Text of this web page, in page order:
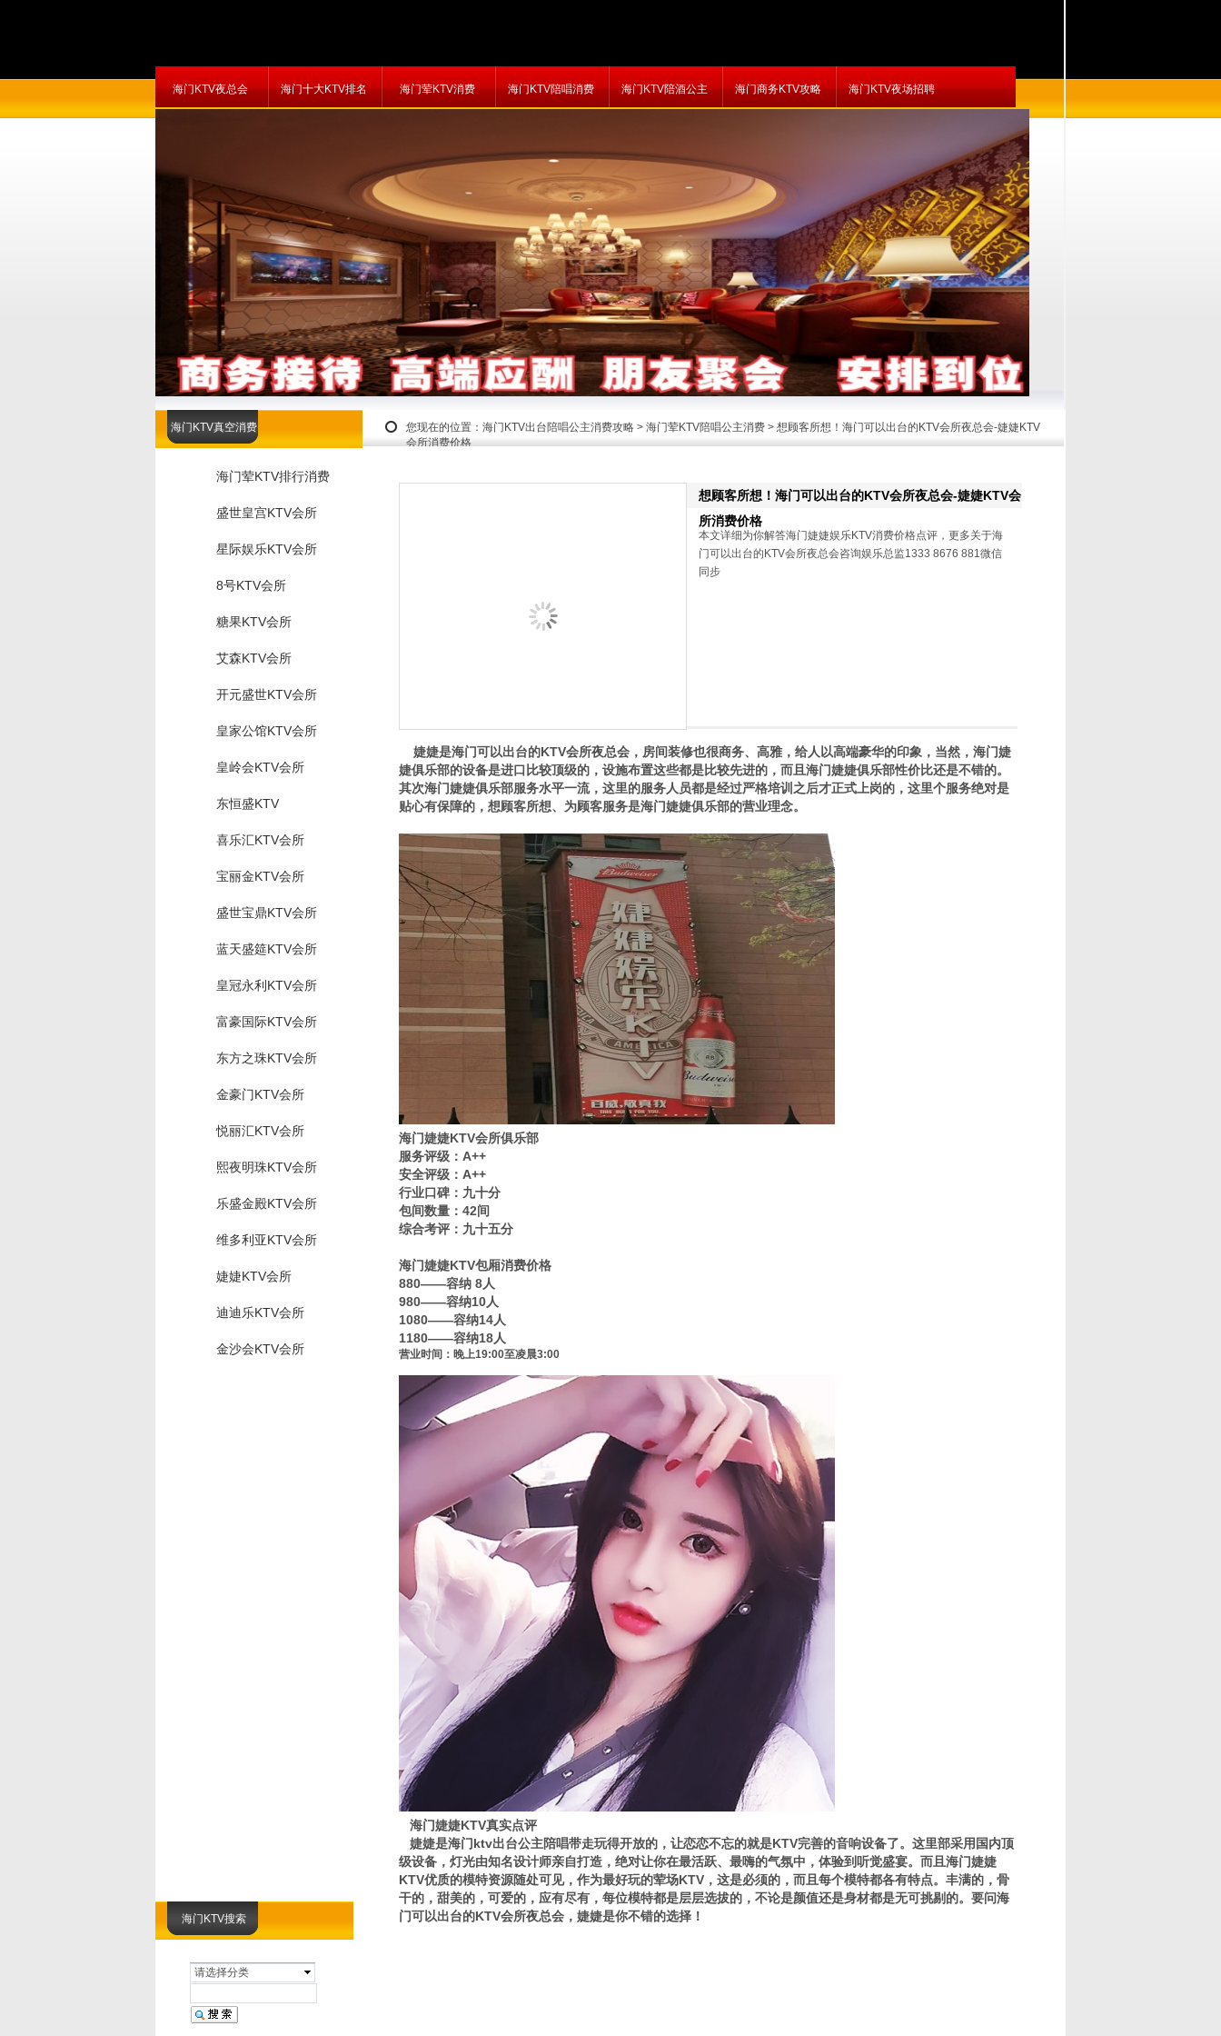
海门KTV夜总会 海门十大KTV排名 海门荤KTV消费 海门KTV陪唱消费 海门KTV陪酒公主 海门商务KTV攻略 海门KTV夜场招聘
海门KTV搜索
请选择分类
您现在的位置： 海门KTV出台陪唱公主消费攻略 > 海门荤KTV陪唱公主消费 > 想顾客所想！海门可以出台的KTV会所夜总会-婕婕KTV
会所消费价格
海门KTV真空消费
海门荤KTV排行消费
盛世皇宫KTV会所
星际娱乐KTV会所
8号KTV会所
糖果KTV会所
艾森KTV会所
开元盛世KTV会所
皇家公馆KTV会所
皇岭会KTV会所
东恒盛KTV
喜乐汇KTV会所
宝丽金KTV会所
盛世宝鼎KTV会所
蓝天盛筵KTV会所
皇冠永利KTV会所
富豪国际KTV会所
东方之珠KTV会所
金豪门KTV会所
悦丽汇KTV会所
熙夜明珠KTV会所
乐盛金殿KTV会所
维多利亚KTV会所
婕婕KTV会所
迪迪乐KTV会所
金沙会KTV会所
想顾客所想！海门可以出台的KTV会所夜总会-婕婕KTV会
所消费价格
本文详细为你解答海门婕婕娱乐KTV消费价格点评，更多关于海
门可以出台的KTV会所夜总会咨询娱乐总监1333 8676 881微信
同步
婕婕是海门可以出台的KTV会所夜总会，房间装修也很商务、高雅，给人以高端豪华的印象，当然，海门婕
婕俱乐部的设备是进口比较顶级的，设施布置这些都是比较先进的，而且海门婕婕俱乐部性价比还是不错的。
其次海门婕婕俱乐部服务水平一流，这里的服务人员都是经过严格培训之后才正式上岗的，这里个服务绝对是
贴心有保障的，想顾客所想、为顾客服务是海门婕婕俱乐部的营业理念。
海门婕婕KTV会所俱乐部
服务评级：A++
安全评级：A++
行业口碑：九十分
包间数量：42间
综合考评：九十五分
海门婕婕KTV包厢消费价格
880——容纳 8人
980——容纳10人
1080——容纳14人
1180——容纳18人
营业时间：晚上19:00至凌晨3:00
海门婕婕KTV真实点评
婕婕是海门ktv出台公主陪唱带走玩得开放的，让恋恋不忘的就是KTV完善的音响设备了。这里部采用国内顶
级设备，灯光由知名设计师亲自打造，绝对让你在最活跃、最嗨的气氛中，体验到听觉盛宴。而且海门婕婕
KTV优质的模特资源随处可见，作为最好玩的荤场KTV，这是必须的，而且每个模特都各有特点。丰满的，骨
干的，甜美的，可爱的，应有尽有，每位模特都是层层选拔的，不论是颜值还是身材都是无可挑剔的。要问海
门可以出台的KTV会所夜总会，婕婕是你不错的选择！